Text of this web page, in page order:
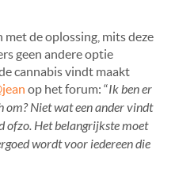
met de oplossing, mits deze
geen andere optie
cannabis vindt maakt
op het forum: “Ik ben er
om? Niet wat een ander vindt
ofzo. Het belangrijkste moet
wordt voor iedereen die